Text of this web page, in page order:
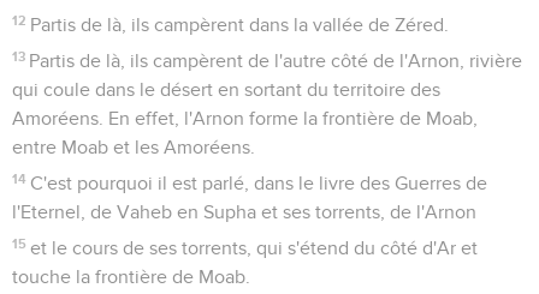
12 Partis de là, ils campèrent dans la vallée de Zéred.
13 Partis de là, ils campèrent de l'autre côté de l'Arnon, rivière
qui coule dans le désert en sortant du territoire des
Amoréens. En effet, l'Arnon forme la frontière de Moab,
entre Moab et les Amoréens.
14 C'est pourquoi il est parlé, dans le livre des Guerres de
l'Eternel, de Vaheb en Supha et ses torrents, de l'Arnon
15 et le cours de ses torrents, qui s'étend du côté d'Ar et
touche la frontière de Moab.